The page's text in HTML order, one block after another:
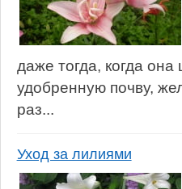
даже тогда, когда
удобренную почву,
раз...
Уход за лилиями